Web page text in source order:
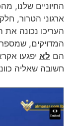
החיוניים שלנו,
ארגוני הטרור,
העריכו נכונה את
המדויקים,
הם לא יפגעו
חשובה שאליה